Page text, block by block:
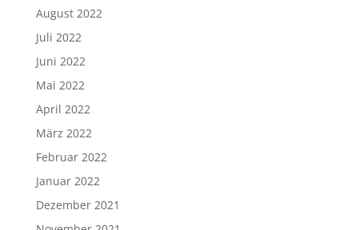
August 2022
Juli 2022
Juni 2022
Mai 2022
April 2022
März 2022
Februar 2022
Januar 2022
Dezember 2021